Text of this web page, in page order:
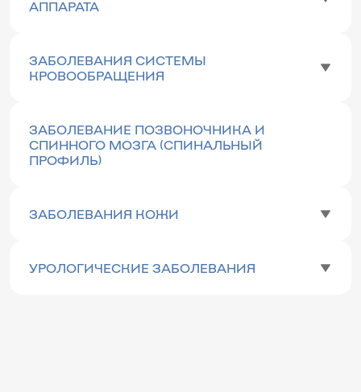
АППАРАТА
ЗАБОЛЕВАНИЯ СИСТЕМЫ
КРОВООБРАЩЕНИЯ
ЗАБОЛЕВАНИЕ ПОЗВОНОЧНИКА И
СПИННОГО МОЗГА (СПИНАЛЬНЫЙ
ПРОФИЛЬ)
ЗАБОЛЕВАНИЯ КОЖИ
УРОЛОГИЧЕСКИЕ ЗАБОЛЕВАНИЯ